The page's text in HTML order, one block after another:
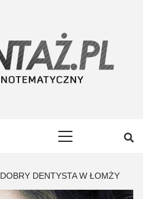
DOBRY DENTYSTA W ŁOMŻY